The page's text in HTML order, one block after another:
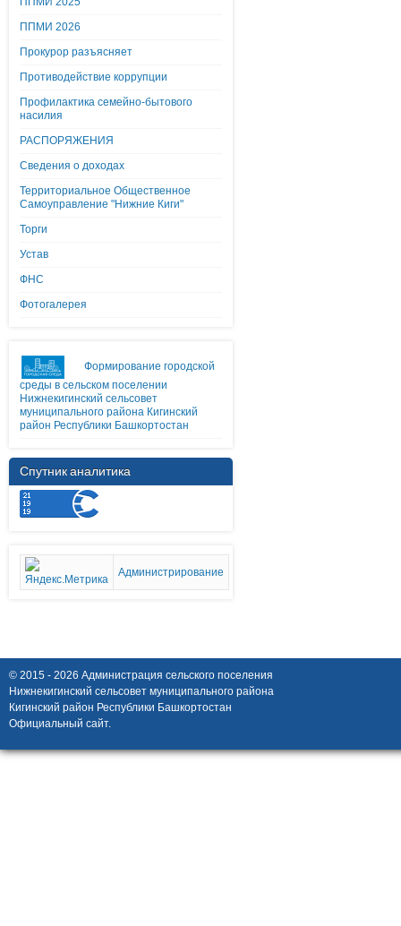
ППМИ 2026
Прокурор разъясняет
Противодействие коррупции
Профилактика семейно-бытового
насилия
РАСПОРЯЖЕНИЯ
Сведения о доходах
Территориальное Общественное
Самоуправление "Нижние Киги"
Торги
Устав
ФНС
Фотогалерея
Формирование городской
среды в сельском поселении
Нижнекигинский сельсовет
муниципального района Кигинский
район Республики Башкортостан
Спутник аналитика
Администрирование
© 2015 - 2026 Администрация сельского поселения
Нижнекигинский сельсовет муниципального района
Кигинский район Республики Башкортостан
Официальный сайт.